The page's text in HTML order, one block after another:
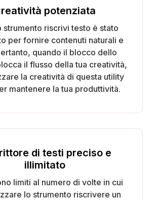
potenziata
strumento riscrivi testo è stato
per fornire contenuti naturali e
quando il blocco dello
il flusso della tua creatività,
la creatività di questa utility
mantenere la tua produttività.
di testi preciso e
illimitato
limiti al numero di volte in cui
lo strumento riscrivere un